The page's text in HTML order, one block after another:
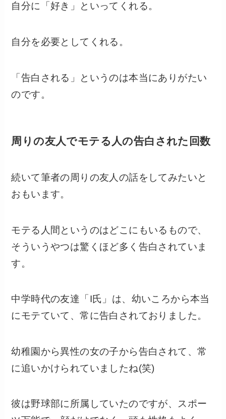
自分に「好き」といってくれる。
自分を必要としてくれる。
「告白される」というのは本当にありがたい
のです。
周りの友人でモテる人の告白された回数
続いて筆者の周りの友人の話をしてみたいと
おもいます。
モテる人間というのはどこにもいるもので、
そういうやつは驚くほど多く告白されていま
す。
中学時代の友達「I氏」は、幼いころから本当
にモテていて、常に告白されておりました。
幼稚園から異性の女の子から告白されて、常
に追いかけられていましたね(笑)
彼は野球部に所属していたのですが、スポー